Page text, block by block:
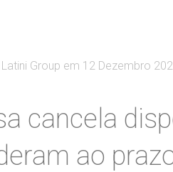
Group em 12 Dezembro
cancela
ao